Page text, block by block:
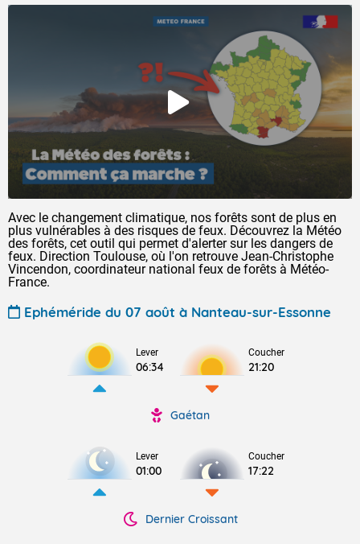
Avec le changement climatique, nos forêts sont de plus en
plus vulnérables à des risques de feux. Découvrez la Météo
des forêts, cet outil qui permet d'alerter sur les dangers de
feux. Direction Toulouse, où l'on retrouve Jean-Christophe
Vincendon, coordinateur national feux de forêts à Météo-
France.
Ephéméride du 07 août à Nanteau-sur-Essonne
Lever
06:34
Coucher
21:20
Gaétan
Lever
01:00
Coucher
17:22
Dernier Croissant